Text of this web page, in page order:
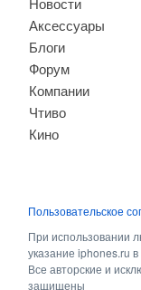
Аксессуары
Блоги
Форум
Компании
Чтиво
Кино
Пользовательское
При использовании
указание iphones.ru в
Все авторские и
защищены